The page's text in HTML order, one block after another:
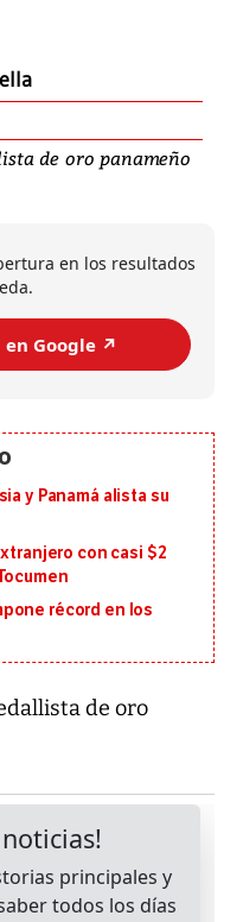
de oro panameño
en los resultados
en Google ↗️
y Panamá alista su
con casi $2
récord en los
de oro